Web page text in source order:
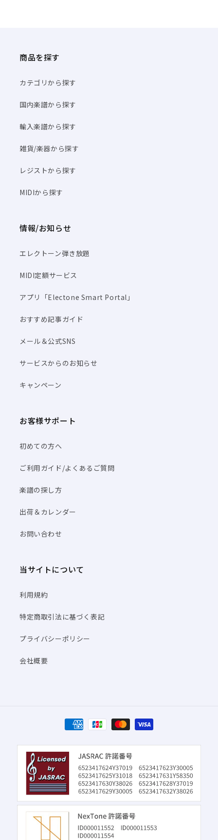
商品を探す
カテゴリから探す
国内楽譜から探す
輸入楽譜から探す
雑貨/楽器から探す
レジストから探す
MIDIから探す
情報/お知らせ
エレクトーン弾き放題
MIDI定額サービス
アプリ「Electone Smart Portal」
おすすめ記事ガイド
メール＆公式SNS
サービスからのお知らせ
キャンペーン
お客様サポート
初めての方へ
ご利用ガイド/よくあるご質問
楽譜の探し方
出荷＆カレンダー
お問い合わせ
当サイトについて
利用規約
特定商取引法に基づく表記
プライバシーポリシー
会社概要
決
済
方
法